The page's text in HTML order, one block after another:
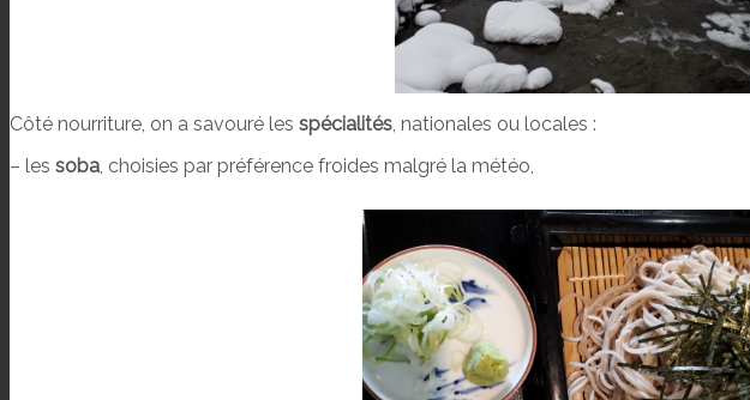
Côté nourriture, on a savouré les spécialités, nationales ou locales :
– les soba, choisies par préférence froides malgré la météo,